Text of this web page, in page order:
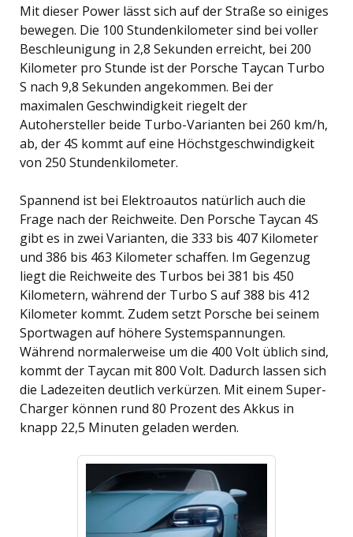
Mit dieser Power lässt sich auf der Straße so einiges
bewegen. Die 100 Stundenkilometer sind bei voller
Beschleunigung in 2,8 Sekunden erreicht, bei 200
Kilometer pro Stunde ist der Porsche Taycan Turbo
S nach 9,8 Sekunden angekommen. Bei der
maximalen Geschwindigkeit riegelt der
Autohersteller beide Turbo-Varianten bei 260 km/h,
ab, der 4S kommt auf eine Höchstgeschwindigkeit
von 250 Stundenkilometer.
Spannend ist bei Elektroautos natürlich auch die
Frage nach der Reichweite. Den Porsche Taycan 4S
gibt es in zwei Varianten, die 333 bis 407 Kilometer
und 386 bis 463 Kilometer schaffen. Im Gegenzug
liegt die Reichweite des Turbos bei 381 bis 450
Kilometern, während der Turbo S auf 388 bis 412
Kilometer kommt. Zudem setzt Porsche bei seinem
Sportwagen auf höhere Systemspannungen.
Während normalerweise um die 400 Volt üblich sind,
kommt der Taycan mit 800 Volt. Dadurch lassen sich
die Ladezeiten deutlich verkürzen. Mit einem Super-
Charger können rund 80 Prozent des Akkus in
knapp 22,5 Minuten geladen werden.